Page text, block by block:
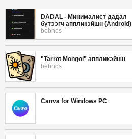
DADAL - Минималист дадал
бүтээгч аппликэйшн (Android)
bebnos
"Tarrot Mongol" аппликэйшн
bebnos
Canva for Windows PC